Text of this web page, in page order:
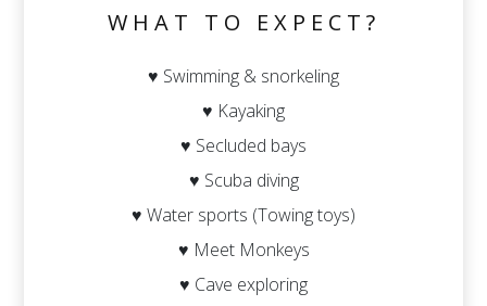
WHAT TO EXPECT?
♥ Swimming & snorkeling
♥ Kayaking
♥ Secluded bays
♥ Scuba diving
♥ Water sports (Towing toys)
♥ Meet Monkeys
♥ Cave exploring